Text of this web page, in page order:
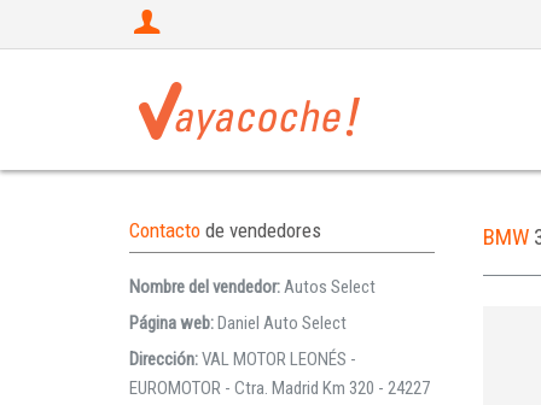
BMW
Contacto de vendedores
Nombre del vendedor:Autos Select
Página web:Daniel Auto Select
Dirección:VAL MOTOR LEONÉS -
EUROMOTOR - Ctra. Madrid Km 320 - 24227